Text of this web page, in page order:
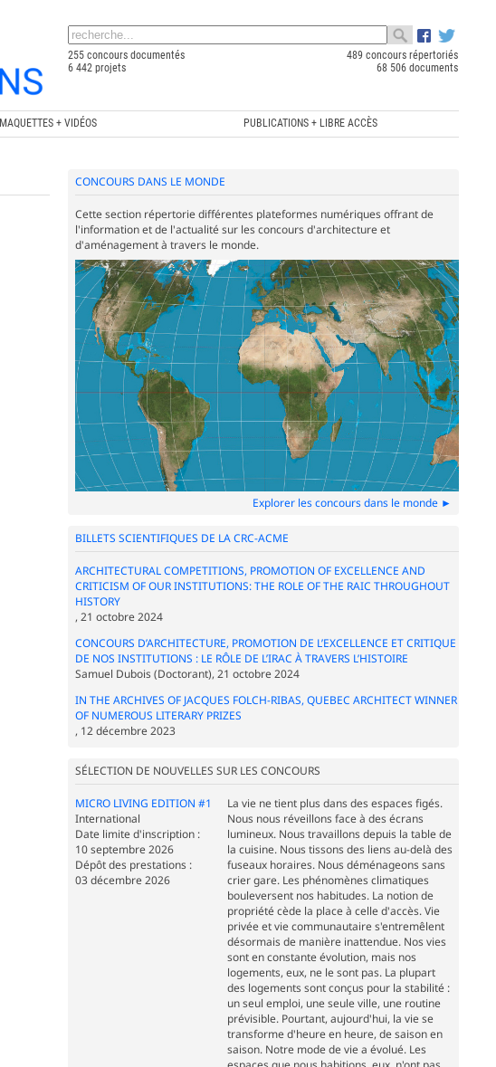
255 concours documentés
489 concours répertoriés
6 442 projets
68 506 documents
MAQUETTES + VIDÉOS PUBLICATIONS + LIBRE ACCÈS
CONCOURS DANS LE MONDE
Cette section répertorie différentes plateformes numériques offrant de
l'information et de l'actualité sur les concours d'architecture et
d'aménagement à travers le monde.
Explorer les concours dans le monde ►
BILLETS SCIENTIFIQUES DE LA CRC-ACME
ARCHITECTURAL COMPETITIONS, PROMOTION OF EXCELLENCE AND
CRITICISM OF OUR INSTITUTIONS: THE ROLE OF THE RAIC THROUGHOUT
HISTORY
, 21 octobre 2024
CONCOURS D’ARCHITECTURE, PROMOTION DE L’EXCELLENCE ET CRITIQUE
DE NOS INSTITUTIONS : LE RÔLE DE L’IRAC À TRAVERS L’HISTOIRE
Samuel Dubois (Doctorant), 21 octobre 2024
IN THE ARCHIVES OF JACQUES FOLCH-RIBAS, QUEBEC ARCHITECT WINNER
OF NUMEROUS LITERARY PRIZES
, 12 décembre 2023
SÉLECTION DE NOUVELLES SUR LES CONCOURS
MICRO LIVING EDITION #1
International
Date limite d'inscription :
10 septembre 2026
Dépôt des prestations :
03 décembre 2026
La vie ne tient plus dans des espaces figés.
Nous nous réveillons face à des écrans
lumineux. Nous travaillons depuis la table de
la cuisine. Nous tissons des liens au-delà des
fuseaux horaires. Nous déménageons sans
crier gare. Les phénomènes climatiques
bouleversent nos habitudes. La notion de
propriété cède la place à celle d'accès. Vie
privée et vie communautaire s'entremêlent
désormais de manière inattendue. Nos vies
sont en constante évolution, mais nos
logements, eux, ne le sont pas. La plupart
des logements sont conçus pour la stabilité :
un seul emploi, une seule ville, une routine
prévisible. Pourtant, aujourd'hui, la vie se
transforme d'heure en heure, de saison en
saison. Notre mode de vie a évolué. Les